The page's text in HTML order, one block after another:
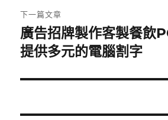
章:
下一篇文章
下
一
文
廣告招牌製作客製餐飲
提供多元的電腦割字